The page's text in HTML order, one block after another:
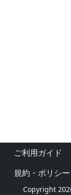
ご利用ガイド
規約・ポリシー
Copyright